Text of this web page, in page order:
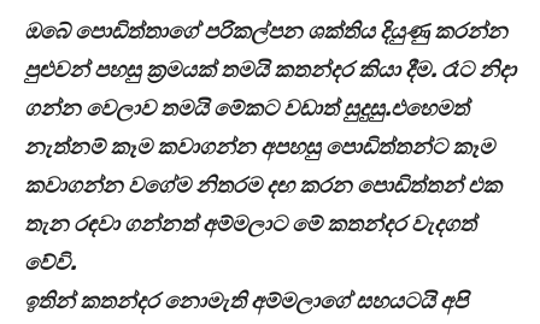
ඔබේ පොඩිත්තාගේ පරිකල්පන ශක්තිය දියුණු කරන්න
පුළුවන් පහසු ක්‍රමයක් තමයි කතන්දර කියා දීම. රෑට නිදා
ගන්න වෙලාව තමයි මේකට වඩාත් සුදුසු.එහෙමත්
නැත්නම් කෑම කවාගන්න අපහසු පොඩිත්තන්ට කෑම
කවාගන්න වගේම නිතරම දඟ කරන පොඩිත්තන් එක
තැන රඳවා ගන්නත් අම්මලාට මේ කතන්දර වැදගත්
වේවි.
ඉතින් කතන්දර නොමැති අම්මලාගේ සහයටයි අපි